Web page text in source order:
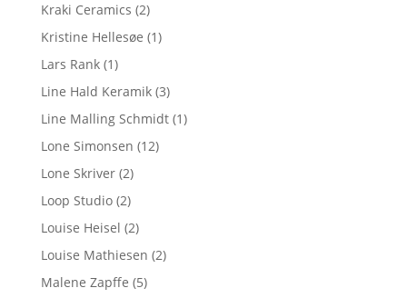
Kraki Ceramics (2)
Kristine Hellesøe (1)
Lars Rank (1)
Line Hald Keramik (3)
Line Malling Schmidt (1)
Lone Simonsen (12)
Lone Skriver (2)
Loop Studio (2)
Louise Heisel (2)
Louise Mathiesen (2)
Malene Zapffe (5)